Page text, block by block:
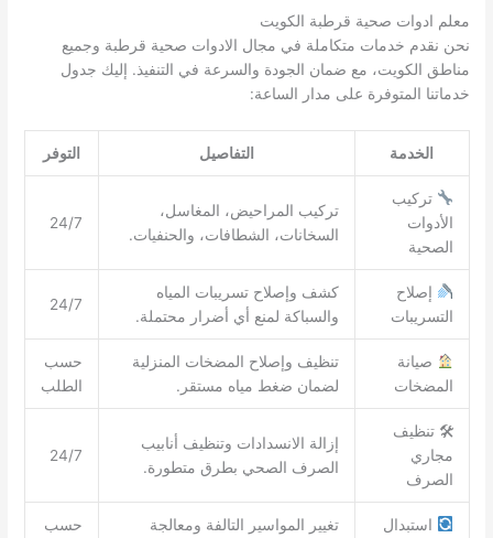
معلم ادوات صحية قرطبة الكويت
نحن نقدم خدمات متكاملة في مجال الادوات صحية قرطبة وجميع
مناطق الكويت، مع ضمان الجودة والسرعة في التنفيذ. إليك جدول
خدماتنا المتوفرة على مدار الساعة:
الخدمة التفاصيل التوفر
تركيب
الأدوات
الصحية
تركيب المراحيض، المغاسل،
السخانات، الشطافات، والحنفيات.
24/7
إصلاح
التسريبات
كشف وإصلاح تسريبات المياه
والسباكة لمنع أي أضرار محتملة.
24/7
صيانة
المضخات
تنظيف وإصلاح المضخات المنزلية
لضمان ضغط مياه مستقر.
حسب
الطلب
🛠 تنظيف
مجاري
الصرف
إزالة الانسدادات وتنظيف أنابيب
الصرف الصحي بطرق متطورة.
24/7
استبدال
تغيير المواسير التالفة ومعالجة
حسب